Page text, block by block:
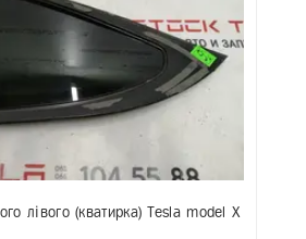
лівого (кватирка) Tesla model X